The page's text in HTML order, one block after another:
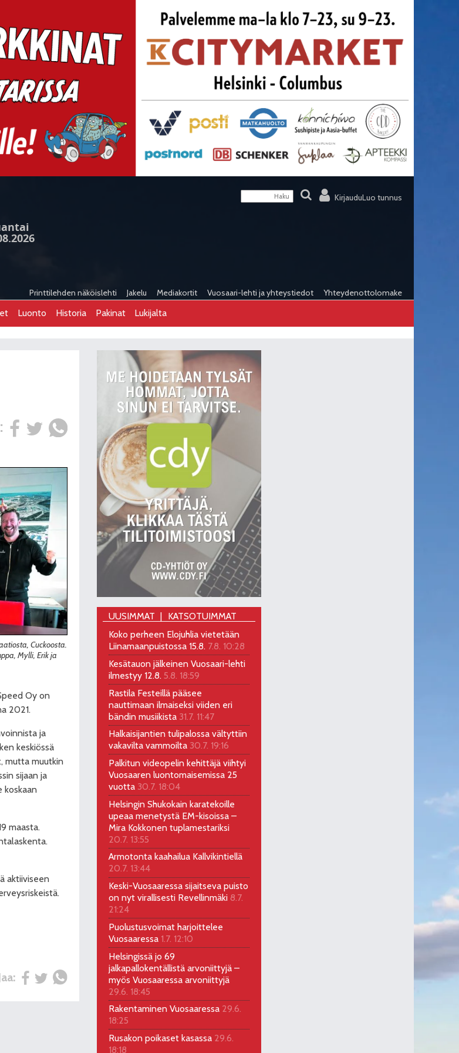
KirjauduLuo tunnus
Printtilehden näköislehti Jakelu Mediakortit Vuosaari-lehti ja yhteystiedot Yhteydenottolomake
Luonto Historia Pakinat Lukijalta
Cuckoosta.
Mylli, Erik ja
Oy on
2021.
ja
keskiössä
mutta muutkin
sijaan ja
koskaan
maasta.
aktiiviseen
UUSIMMAT
KATSOTUIMMAT
Koko perheen Elojuhlia vietetään
Liinamaanpuistossa 15.8. 7.8. 10:28
Kesätauon jälkeinen Vuosaari-lehti
ilmestyy 12.8. 5.8. 18:59
Rastila Festeillä pääsee
nauttimaan ilmaiseksi viiden eri
bändin musiikista 31.7. 11:47
Halkaisijantien tulipalossa vältyttiin
vakavilta vammoilta 30.7. 19:16
Palkitun videopelin kehittäjä viihtyi
Vuosaaren luontomaisemissa 25
vuotta 30.7. 18:04
Helsingin Shukokain karatekoille
upeaa menetystä EM-kisoissa –
Mira Kokkonen tuplamestariksi
20.7. 13:55
Armotonta kaahailua Kallvikintiellä
20.7. 13:44
Keski-Vuosaaressa sijaitseva puisto
on nyt virallisesti Revellinmäki 8.7.
21:24
Puolustusvoimat harjoittelee
Vuosaaressa 1.7. 12:10
Helsingissä jo 69
jalkapallokentällistä arvoniittyjä –
myös Vuosaaressa arvoniittyjä
29.6. 18:45
Rakentaminen Vuosaaressa 29.6.
18:25
Rusakon poikaset kasassa 29.6.
18:18